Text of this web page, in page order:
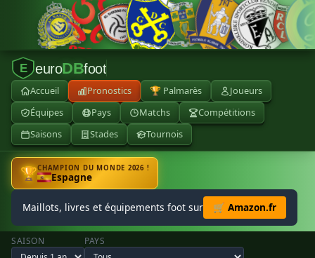
E euroDBfoot
Accueil Pronostics 🏆 Palmarès
Joueurs
Équipes
Pays Matchs
Compétitions
Saisons
Stades Tournois
🏆CHAMPION DU MONDE 2026 !
Espagne
Maillots, livres et équipements foot sur 🛒 Amazon.fr
SAISON PAYS